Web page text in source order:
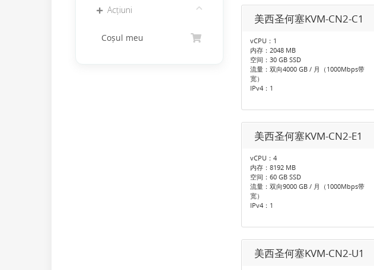
Acțiuni
Coșul meu
美西圣何塞KVM-CN2-C1
vCPU：1
内存：2048 MB
空间：30 GB SSD
流量：双向4000 GB / 月（1000Mbps带
宽）
IPv4：1
美西圣何塞KVM-CN2-E1
vCPU：4
内存：8192 MB
空间：60 GB SSD
流量：双向9000 GB / 月（1000Mbps带
宽）
IPv4：1
美西圣何塞KVM-CN2-U1